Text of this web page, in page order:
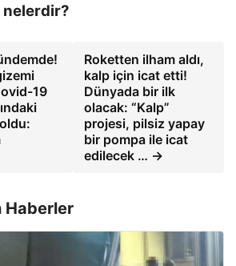
19
Roketten ilham aldı,
kalp için icat etti!
Dünyada bir ilk
olacak: “Kalp”
projesi, pilsiz yapay
bir pompa ile icat
edilecek … →
Haberler